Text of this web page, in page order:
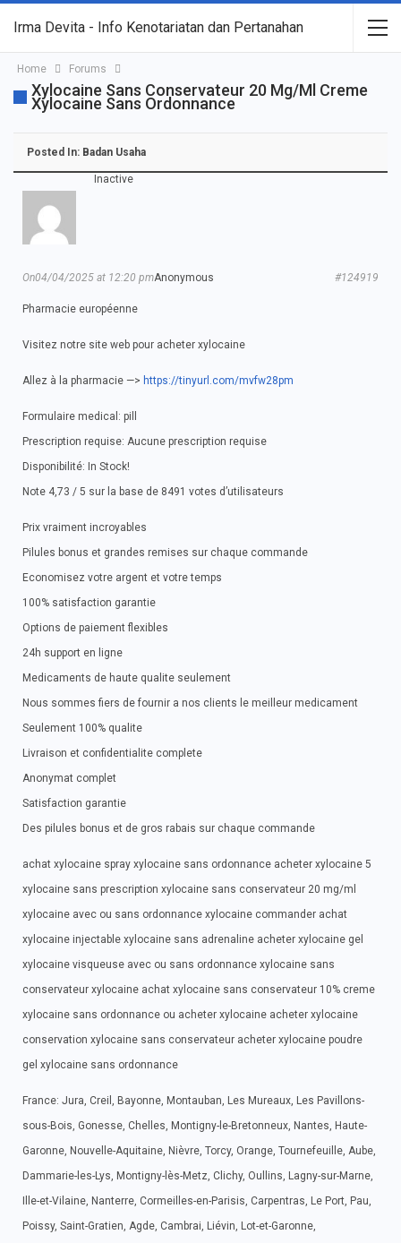
Irma Devita - Info Kenotariatan dan Pertanahan
Home Forums
Xylocaine Sans Conservateur 20 Mg/ml Creme
Xylocaine Sans Ordonnance
Posted In: Badan Usaha
Inactive
Anonymous
On04/04/2025 at 12:20 pm #124919
Pharmacie européenne
Visitez notre site web pour acheter xylocaine
Allez à la pharmacie —> https://tinyurl.com/mvfw28pm
Formulaire medical: pill
Prescription requise: Aucune prescription requise
Disponibilité: In Stock!
Note 4,73 / 5 sur la base de 8491 votes d’utilisateurs
Prix vraiment incroyables
Pilules bonus et grandes remises sur chaque commande
Economisez votre argent et votre temps
100% satisfaction garantie
Options de paiement flexibles
24h support en ligne
Medicaments de haute qualite seulement
Nous sommes fiers de fournir a nos clients le meilleur medicament
Seulement 100% qualite
Livraison et confidentialite complete
Anonymat complet
Satisfaction garantie
Des pilules bonus et de gros rabais sur chaque commande
achat xylocaine spray xylocaine sans ordonnance acheter xylocaine 5
xylocaine sans prescription xylocaine sans conservateur 20 mg/ml
xylocaine avec ou sans ordonnance xylocaine commander achat
xylocaine injectable xylocaine sans adrenaline acheter xylocaine gel
xylocaine visqueuse avec ou sans ordonnance xylocaine sans
conservateur xylocaine achat xylocaine sans conservateur 10% creme
xylocaine sans ordonnance ou acheter xylocaine acheter xylocaine
conservation xylocaine sans conservateur acheter xylocaine poudre
gel xylocaine sans ordonnance
France: Jura, Creil, Bayonne, Montauban, Les Mureaux, Les Pavillons-
sous-Bois, Gonesse, Chelles, Montigny-le-Bretonneux, Nantes, Haute-
Garonne, Nouvelle-Aquitaine, Nièvre, Torcy, Orange, Tournefeuille, Aube,
Dammarie-les-Lys, Montigny-lès-Metz, Clichy, Oullins, Lagny-sur-Marne,
Ille-et-Vilaine, Nanterre, Cormeilles-en-Parisis, Carpentras, Le Port, Pau,
Poissy, Saint-Gratien, Agde, Cambrai, Liévin, Lot-et-Garonne,